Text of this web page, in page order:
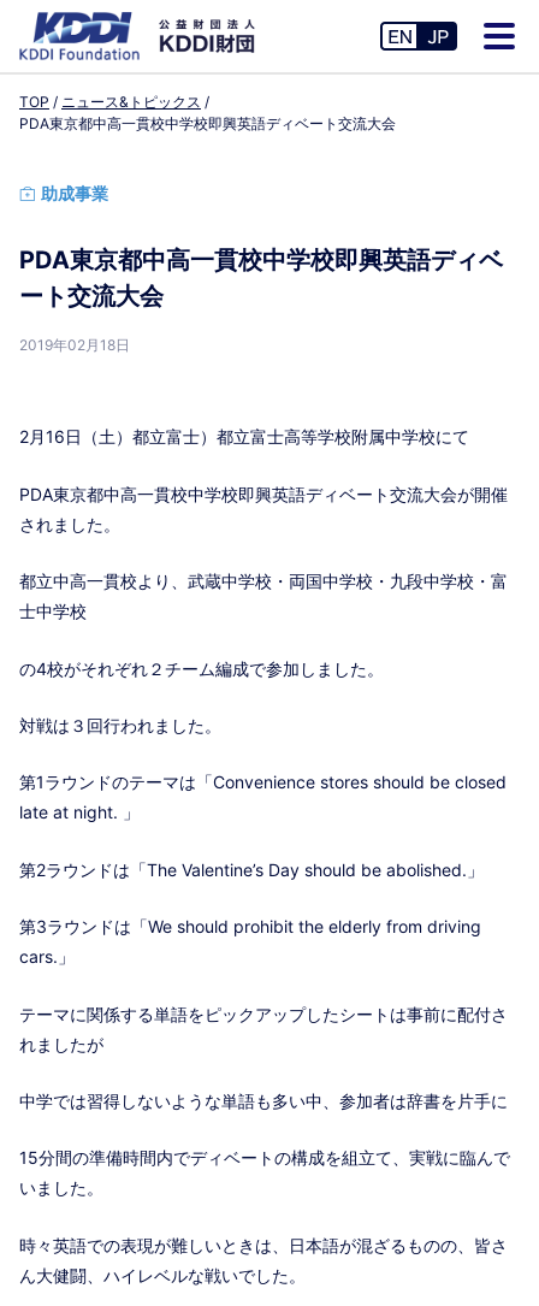
TOP
ニュース&トピックス
PDA東京都中高一貫校中学校即興英語ディベート交流大会
助成事業
PDA東京都中高一貫校中学校即興英語ディベ
ート交流大会
2019年02月18日
2月16日（土）都立富士）都立富士高等学校附属中学校にて
PDA東京都中高一貫校中学校即興英語ディベート交流大会が開催
されました。
都立中高一貫校より、武蔵中学校・両国中学校・九段中学校・富
士中学校
の4校がそれぞれ２チーム編成で参加しました。
対戦は３回行われました。
第1ラウンドのテーマは「Convenience stores should be closed
late at night. 」
第2ラウンドは「The Valentine’s Day should be abolished.」
第3ラウンドは「We should prohibit the elderly from driving
cars.」
テーマに関係する単語をピックアップしたシートは事前に配付さ
れましたが
中学では習得しないような単語も多い中、参加者は辞書を片手に
15分間の準備時間内でディベートの構成を組立て、実戦に臨んで
いました。
時々英語での表現が難しいときは、日本語が混ざるものの、皆さ
ん大健闘、ハイレベルな戦いでした。